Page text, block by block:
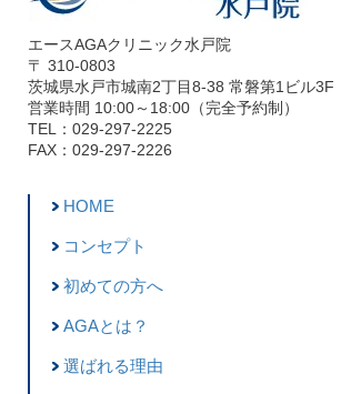
エースAGAクリニック水戸院
〒 310-0803
茨城県水戸市城南2丁目8-38 常磐第1ビル3F
営業時間 10:00～18:00（完全予約制）
TEL：029-297-2225
FAX：029-297-2226
HOME
コンセプト
初めての方へ
AGAとは？
選ばれる理由